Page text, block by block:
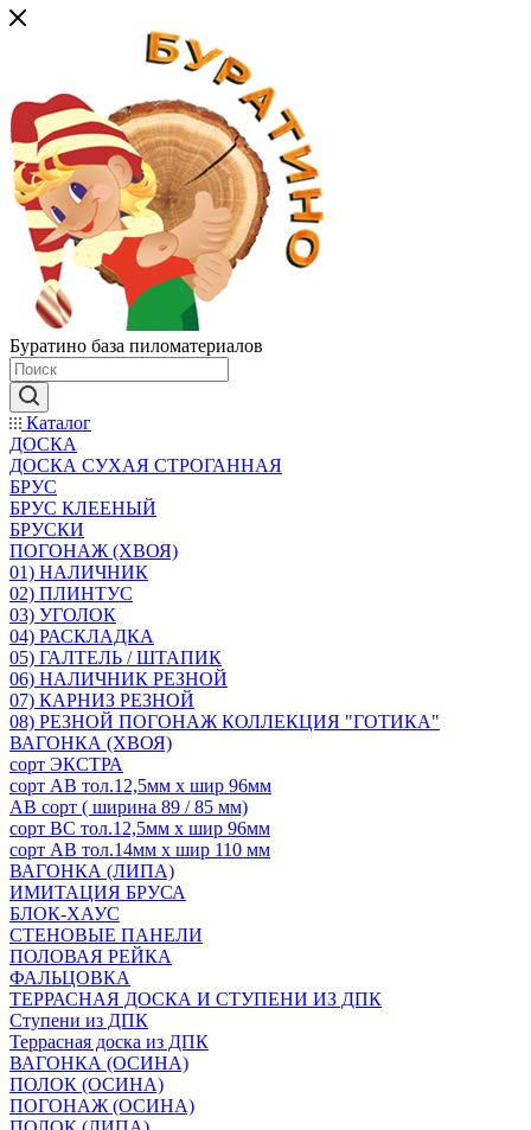
Буратино база пиломатериалов
Каталог
ДОСКА
ДОСКА СУХАЯ СТРОГАННАЯ
БРУС
БРУС КЛЕЕНЫЙ
БРУСКИ
ПОГОНАЖ (ХВОЯ)
01) НАЛИЧНИК
02) ПЛИНТУС
03) УГОЛОК
04) РАСКЛАДКА
05) ГАЛТЕЛЬ / ШТАПИК
06) НАЛИЧНИК РЕЗНОЙ
07) КАРНИЗ РЕЗНОЙ
08) РЕЗНОЙ ПОГОНАЖ КОЛЛЕКЦИЯ "ГОТИКА"
ВАГОНКА (ХВОЯ)
сорт ЭКСТРА
сорт АВ тол.12,5мм х шир 96мм
АВ сорт ( ширина 89 / 85 мм)
сорт ВС тол.12,5мм х шир 96мм
сорт АВ тол.14мм х шир 110 мм
ВАГОНКА (ЛИПА)
ИМИТАЦИЯ БРУСА
БЛОК-ХАУС
СТЕНОВЫЕ ПАНЕЛИ
ПОЛОВАЯ РЕЙКА
ФАЛЬЦОВКА
ТЕРРАСНАЯ ДОСКА И СТУПЕНИ ИЗ ДПК
Ступени из ДПК
Террасная доска из ДПК
ВАГОНКА (ОСИНА)
ПОЛОК (ОСИНА)
ПОГОНАЖ (ОСИНА)